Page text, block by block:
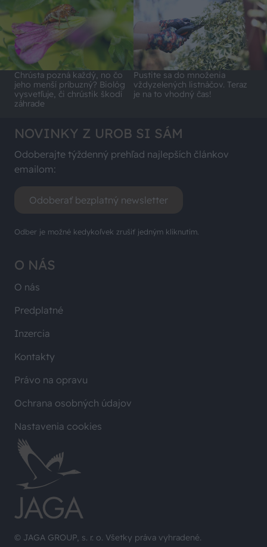
Chrústa pozná každý, no čo
jeho menší príbuzný? Biológ
vysvetľuje, či chrústik škodí
záhrade
Pustite sa do množenia
vždyzelených listnáčov. Teraz
je na to vhodný čas!
© JAGA GROUP, s. r. o. Všetky práva vyhradené.
O NÁS
O nás
Predplatné
Inzercia
Kontakty
Právo na opravu
Ochrana osobných údajov
Nastavenia cookies
NOVINKY Z UROB SI SÁM
Odoberajte týždenný prehľad najlepších článkov
emailom:
Odoberať bezplatný newsletter
Odber je možné kedykoľvek zrušiť jedným kliknutím.